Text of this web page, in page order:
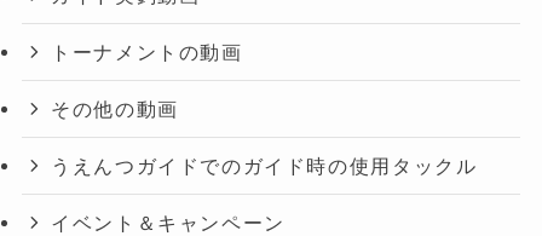
トーナメントの動画
その他の動画
うえんつガイドでのガイド時の使用タックル
イベント＆キャンペーン